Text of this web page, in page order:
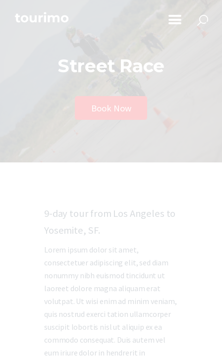
Street Race
Book Now
Početna
Događaji
Novosti
Obavještenja
9-day tour from Los Angeles to
Yosemite, SF.
Lorem ipsum dolor sit amet,
consectetuer adipiscing elit, sed diam
nonummy nibh euismod tincidunt ut
laoreet dolore magna aliquam erat
volutpat. Ut wisi enim ad minim veniam,
quis nostrud exerci tation ullamcorper
suscipit lobortis nisl ut aliquip ex ea
commodo consequat. Duis autem vel
eum iriure dolor in hendrerit in